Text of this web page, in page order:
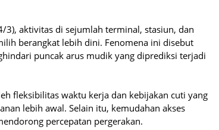
3), aktivitas di sejumlah terminal, stasiun, dan
berangkat lebih dini. Fenomena ini disebut
puncak arus mudik yang diprediksi terjadi
fleksibilitas waktu kerja dan kebijakan cuti yang
lebih awal. Selain itu, kemudahan akses
percepatan pergerakan.